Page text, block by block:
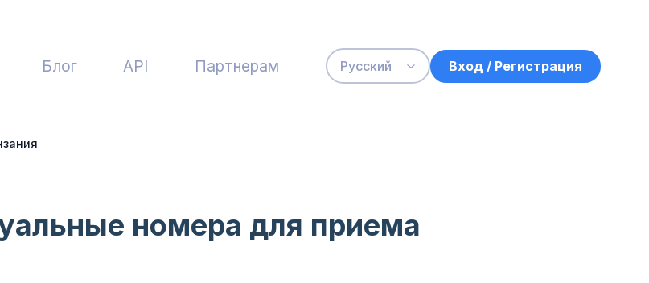
Блог API Партнерам Русский Вход / Регистрация
номера для приема